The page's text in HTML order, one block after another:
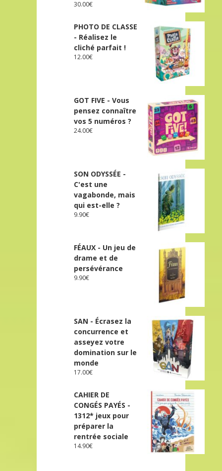
30.00€
PHOTO DE CLASSE
- Réalisez le
cliché parfait !
12.00€
GOT FIVE - Vous
pensez connaître
vos 5 numéros ?
24.00€
SON ODYSSÉE -
C'est une
vagabonde, mais
qui est-elle ?
9.90€
FÉAUX - Un jeu de
drame et de
persévérance
9.90€
SAN - Écrasez la
concurrence et
asseyez votre
domination sur le
monde
17.00€
CAHIER DE
CONGÉS PAYÉS -
1312* jeux pour
préparer la
rentrée sociale
14.90€